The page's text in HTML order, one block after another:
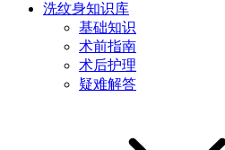
洗纹身知识库
基础知识
术前指南
术后护理
疑难解答